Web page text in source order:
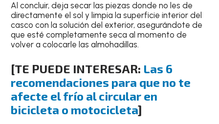
Al concluir, deja secar las piezas donde no les de
directamente el sol y limpia la superficie interior del
casco con la solución del exterior, asegurándote de
que esté completamente seca al momento de
volver a colocarle las almohadillas.
[TE PUEDE INTERESAR: Las 6
recomendaciones para que no te
afecte el frío al circular en
bicicleta o motocicleta]